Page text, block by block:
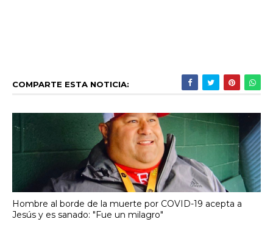
COMPARTE ESTA NOTICIA:
Hombre al borde de la muerte por COVID-19 acepta a
Jesús y es sanado: "Fue un milagro"